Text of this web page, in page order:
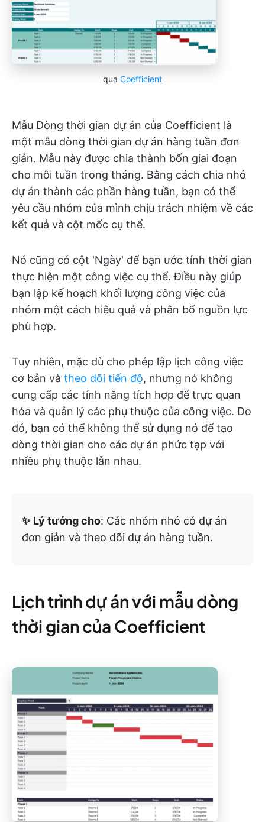
qua Coefficient
Mẫu Dòng thời gian dự án của Coefficient là
một mẫu dòng thời gian dự án hàng tuần đơn
giản. Mẫu này được chia thành bốn giai đoạn
cho mỗi tuần trong tháng. Bằng cách chia nhỏ
dự án thành các phần hàng tuần, bạn có thể
yêu cầu nhóm của mình chịu trách nhiệm về các
kết quả và cột mốc cụ thể.
Nó cũng có cột 'Ngày' để bạn ước tính thời gian
thực hiện một công việc cụ thể. Điều này giúp
bạn lập kế hoạch khối lượng công việc của
nhóm một cách hiệu quả và phân bổ nguồn lực
phù hợp.
Tuy nhiên, mặc dù cho phép lập lịch công việc
cơ bản và theo dõi tiến độ, nhưng nó không
cung cấp các tính năng tích hợp để trực quan
hóa và quản lý các phụ thuộc của công việc. Do
đó, bạn có thể không thể sử dụng nó để tạo
dòng thời gian cho các dự án phức tạp với
nhiều phụ thuộc lẫn nhau.
✨ Lý tưởng cho: Các nhóm nhỏ có dự án
đơn giản và theo dõi dự án hàng tuần.
Lịch trình dự án với mẫu dòng
thời gian của Coefficient